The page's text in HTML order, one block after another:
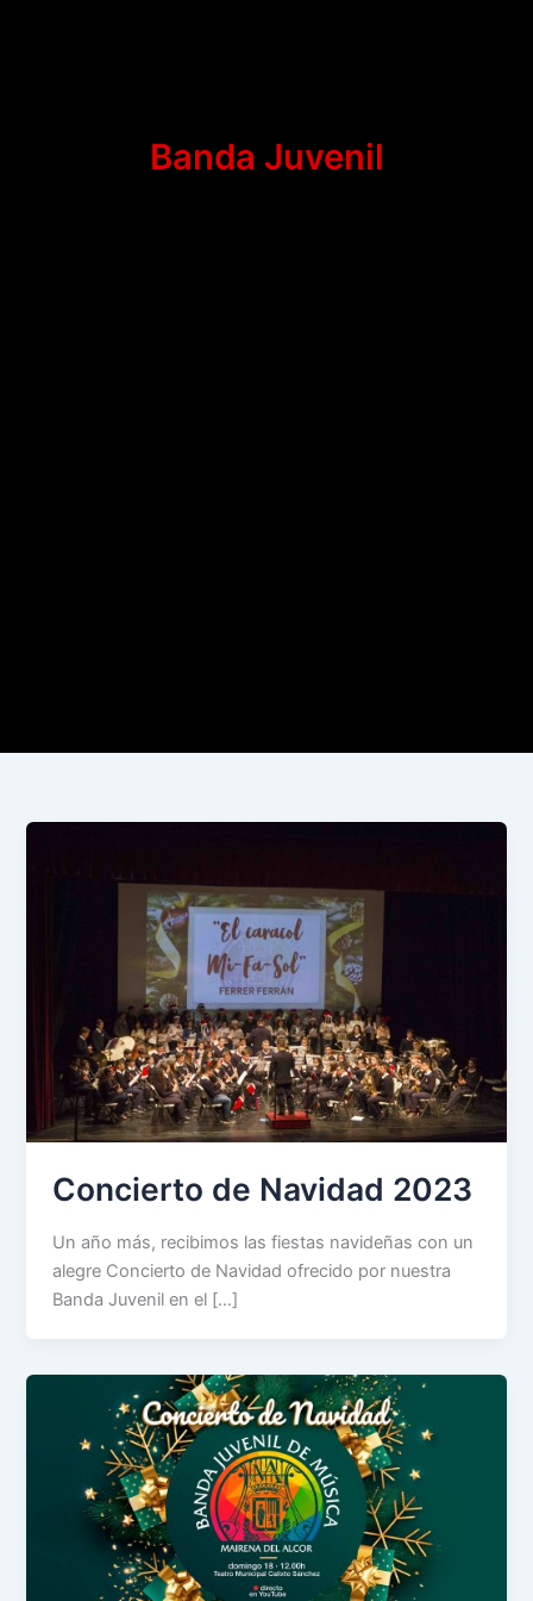
Banda Juvenil
Concierto de Navidad 2023
Un año más, recibimos las fiestas navideñas con un
alegre Concierto de Navidad ofrecido por nuestra
Banda Juvenil en el […]